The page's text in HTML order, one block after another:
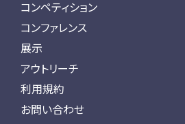
コンペティション
コンファレンス
展示
アウトリーチ
利用規約
お問い合わせ